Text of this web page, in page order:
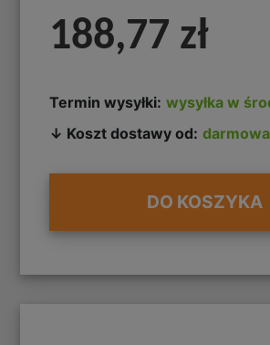
188,77 zł
Termin wysyłki: wysyłka w
↓ Koszt dostawy od:
DO KOSZYKA